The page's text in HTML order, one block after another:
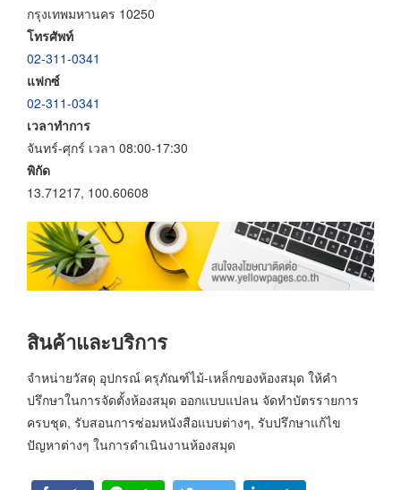
กรุงเทพมหานคร 10250
โทรศัพท์
02-311-0341
แฟกซ์
02-311-0341
เวลาทำการ
จันทร์-ศุกร์ เวลา 08:00-17:30
พิกัด
13.71217, 100.60608
สินค้าและบริการ
จำหน่ายวัสดุ อุปกรณ์ ครุภัณฑ์ไม้-เหล็กของห้องสมุด ให้คำ
ปรึกษาในการจัดตั้งห้องสมุด ออกแบบแปลน จัดทำบัตรรายการ
ครบชุด, รับสอนการซ่อมหนังสือแบบต่างๆ, รับปรึกษาแก้ไข
ปัญหาต่างๆ ในการดำเนินงานห้องสมุด